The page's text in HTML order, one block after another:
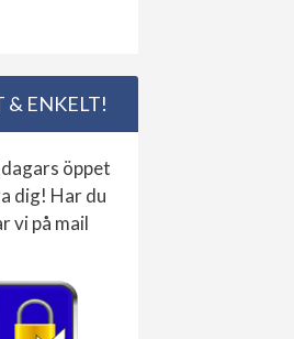
& ENKELT!
öppet
dig! Har du
vi på mail